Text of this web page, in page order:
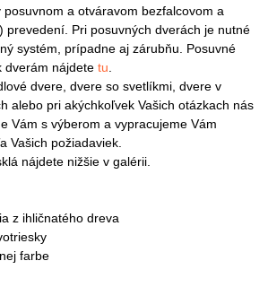
a otváravom bezfalcovom a
prevedení. Pri posuvných dverách je nutné
systém, prípadne aj zárubňu. Posuvné
dverám nájdete tu
dvere, dvere so svetlíkmi, dvere v
alebo pri akýchkoľvek Vašich otázkach nás
Vám s výberom a vypracujeme Vám
Vašich požiadaviek.
nájdete nižšie v galérii.
z ihličnatého dreva
farbe